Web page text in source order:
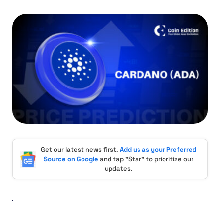
Get our latest news first. Add us as your Preferred
Source on Google and tap "Star" to prioritize our
updates.